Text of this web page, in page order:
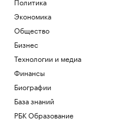
В каких регионах ослабили
бензину. Карта и актуальная
Подписка на РБК
Экономика
Общество
Бизнес
Технологии и медиа
Финансы
Биографии
База знаний
РБК Образование